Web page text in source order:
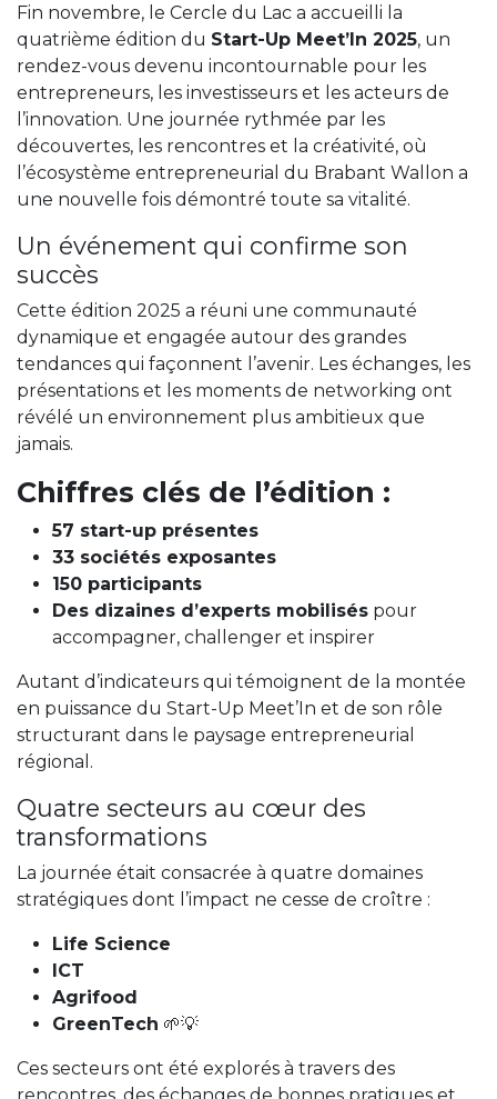
Fin novembre, le Cercle du Lac a accueilli la
quatrième édition du Start-Up Meet’In 2025, un
rendez-vous devenu incontournable pour les
entrepreneurs, les investisseurs et les acteurs de
l’innovation. Une journée rythmée par les
découvertes, les rencontres et la créativité, où
l’écosystème entrepreneurial du Brabant Wallon a
une nouvelle fois démontré toute sa vitalité.
Un événement qui confirme son
succès
Cette édition 2025 a réuni une communauté
dynamique et engagée autour des grandes
tendances qui façonnent l’avenir. Les échanges, les
présentations et les moments de networking ont
révélé un environnement plus ambitieux que
jamais.
Chiffres clés de l’édition :
57 start-up présentes
33 sociétés exposantes
150 participants
Des dizaines d’experts mobilisés pour
accompagner, challenger et inspirer
Autant d’indicateurs qui témoignent de la montée
en puissance du Start-Up Meet’In et de son rôle
structurant dans le paysage entrepreneurial
régional.
Quatre secteurs au cœur des
transformations
La journée était consacrée à quatre domaines
stratégiques dont l’impact ne cesse de croître :
Life Science
ICT
Agrifood
GreenTech 🌱💡
Ces secteurs ont été explorés à travers des
rencontres, des échanges de bonnes pratiques et